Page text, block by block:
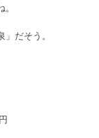
だそう。